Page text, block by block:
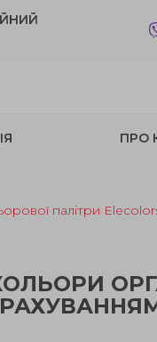
ПРО
палітри